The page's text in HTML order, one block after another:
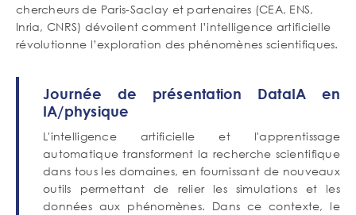
chercheurs de Paris-Saclay et partenaires (CEA, ENS,
Inria, CNRS) dévoilent comment l’intelligence artificielle
révolutionne l’exploration des phénomènes scientifiques.
Corps
de
texte
Journée de présentation DataIA en
IA/physique
L'intelligence artificielle et l'apprentissage
automatique transforment la recherche scientifique
dans tous les domaines, en fournissant de nouveaux
outils permettant de relier les simulations et les
données aux phénomènes. Dans ce contexte, le